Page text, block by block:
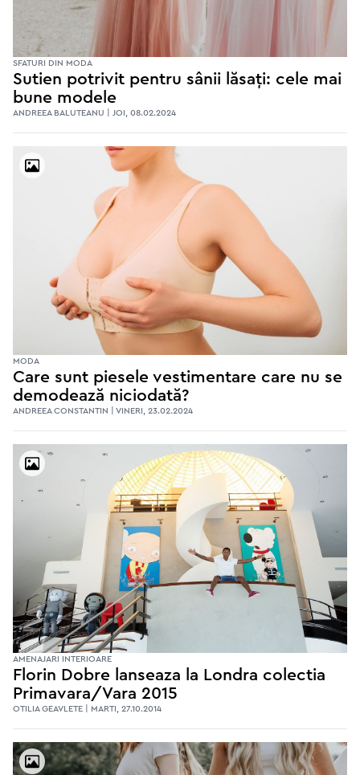
SFATURI DIN MODA
Sutien potrivit pentru sânii lăsați: cele mai
bune modele
ANDREEA BALUTEANU | JOI, 08.02.2024
MODA
Care sunt piesele vestimentare care nu se
demodează niciodată?
ANDREEA CONSTANTIN | VINERI, 23.02.2024
AMENAJARI INTERIOARE
Florin Dobre lanseaza la Londra colectia
Primavara/Vara 2015
OTILIA GEAVLETE | MARTI, 27.10.2014